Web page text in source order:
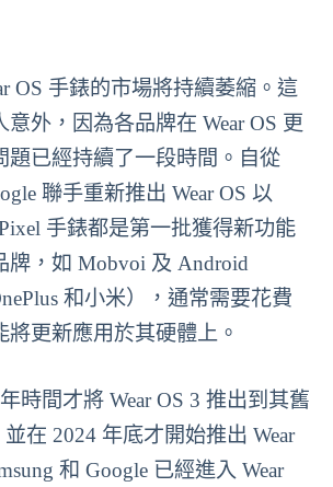
OS 手錶的市場將持續萎縮。這
外，因為各品牌在 Wear OS 更
題已經持續了一段時間。自從
聯手重新推出 Wear OS 以
手錶都是第一批獲得新功能
牌，如 Mobvoi 及 Android
和小米），通常需要花費
將更新應用於其硬體上。
時間才將 Wear OS 3 推出到其舊
並在 2024 年底才開始推出 Wear
和 Google 已經進入 Wear